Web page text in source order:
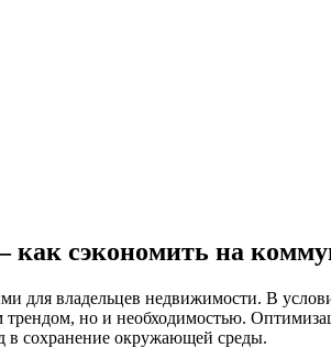
как сэкономить на
для владельцев недвижимости. В
но и необходимостью.
в сохранение окружающей среды.